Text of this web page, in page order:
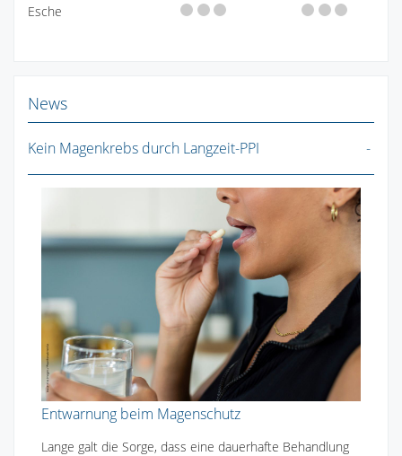
Esche
News
Kein Magenkrebs durch Langzeit-PPI
Entwarnung beim Magenschutz
Lange galt die Sorge, dass eine dauerhafte Behandlung